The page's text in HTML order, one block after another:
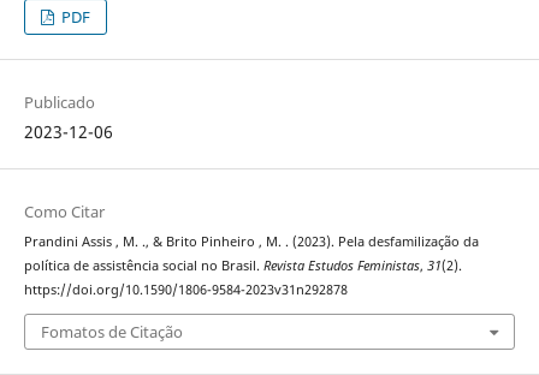
PDF
Publicado
2023-12-06
Como Citar
Prandini Assis , M. ., & Brito Pinheiro , M. . (2023). Pela desfamilização da
política de assistência social no Brasil. Revista Estudos Feministas, 31(2).
https://doi.org/10.1590/1806-9584-2023v31n292878
Fomatos de Citação